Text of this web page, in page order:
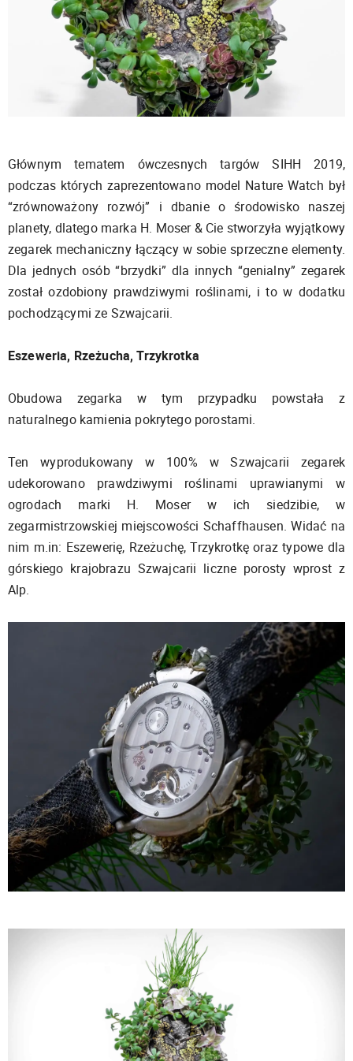
Głównym tematem ówczesnych targów SIHH 2019,
podczas których zaprezentowano model Nature Watch był
“zrównoważony rozwój” i dbanie o środowisko naszej
planety, dlatego marka H. Moser & Cie stworzyła wyjątkowy
zegarek mechaniczny łączący w sobie sprzeczne elementy.
Dla jednych osób “brzydki” dla innych “genialny” zegarek
został ozdobiony prawdziwymi roślinami, i to w dodatku
pochodzącymi ze Szwajcarii.
Eszeweria, Rzeżucha, Trzykrotka
Obudowa zegarka w tym przypadku powstała z
naturalnego kamienia pokrytego porostami.
Ten wyprodukowany w 100% w Szwajcarii zegarek
udekorowano prawdziwymi roślinami uprawianymi w
ogrodach marki H. Moser w ich siedzibie, w
zegarmistrzowskiej miejscowości Schaffhausen. Widać na
nim m.in: Eszewerię, Rzeżuchę, Trzykrotkę oraz typowe dla
górskiego krajobrazu Szwajcarii liczne porosty wprost z
Alp.